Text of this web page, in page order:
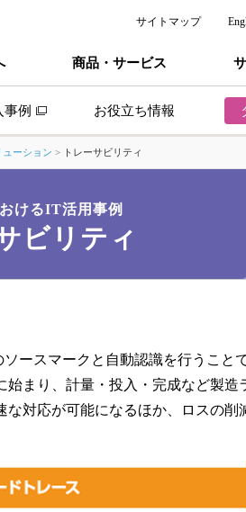
サイトマップ
商品・サービス
トレーサビリティ
保管・配信のペーパーレス化・
事例 お役立ち情報
ーション > トレーサビリティ
けるIT活用事例
ビリティ
ースマークと自動認識を行うこと
まり、計量・投入・完成など製造
対応が可能になるほか、ロスの削